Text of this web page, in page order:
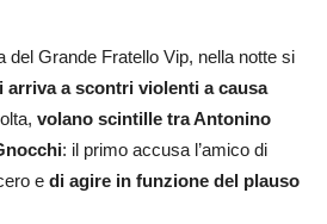
del Grande Fratello Vip, nella notte si
arriva a scontri violenti a causa
volano scintille tra Antonino
: il primo accusa l’amico di
e di agire in funzione del plauso